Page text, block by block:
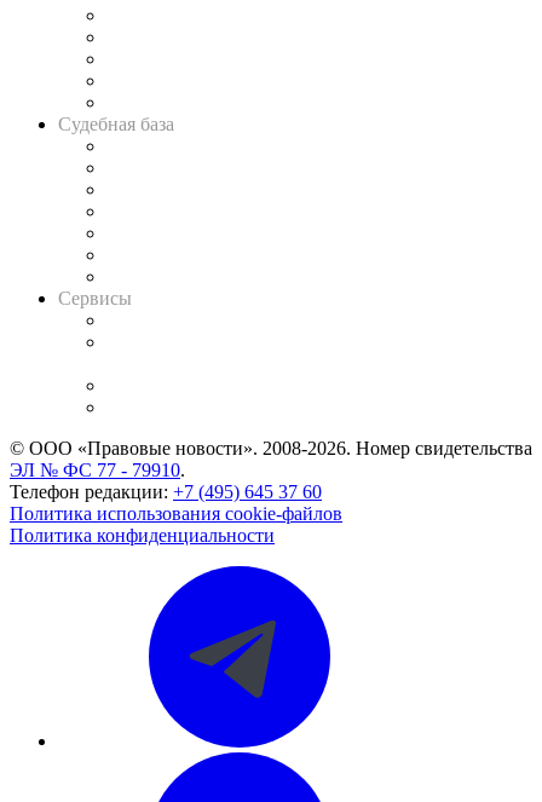
Судебная база
Сервисы
© ООО «Правовые новости». 2008-2026. Номер свидетельства
ЭЛ № ФС 77 - 79910.
Телефон редакции: +7 (495) 645 37 60
Политика использования cookie-файлов
Политика конфиденциальности